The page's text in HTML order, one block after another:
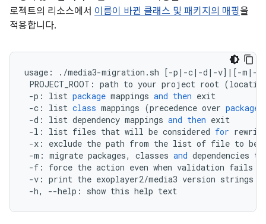
로젝트의 리소스에서 이름이 바뀐 클래스 및 패키지의 매핑을
적용합니다.
usage : . /media3-migration . sh [-p |-c|-d |-v] | [-m |-
PROJECT_ROOT : path to your project root (
-p : list package mappings and then exit
-c : list class mappings (precedence over package
-d : list dependency mappings and then exit
-l : list files that will be considered for
-x : exclude the path from the list of file to be
-m : migrate packages, classes and dependencies to
-f : force the action even when validation fails
-v : print the exoplayer2/media3 version strings
-h, --help : show this help text